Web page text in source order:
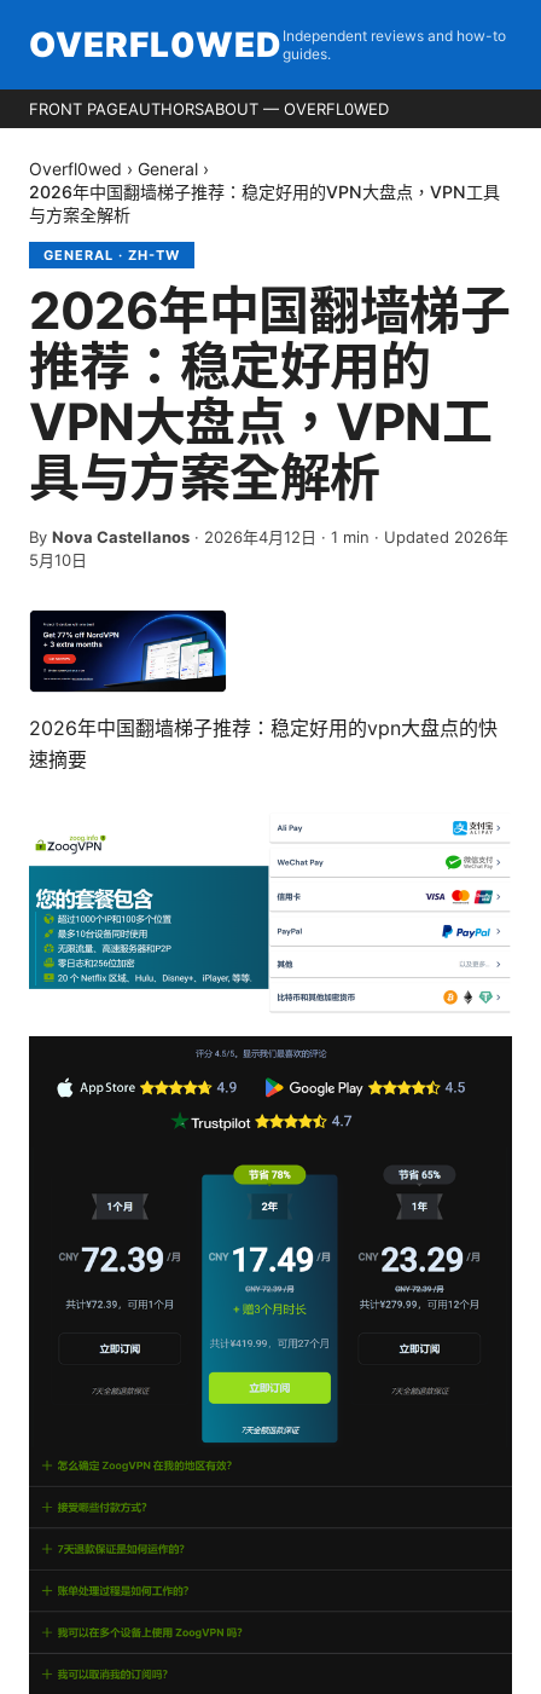
OVERFL0WED Independent reviews and how-to
guides.
FRONT PAGEAUTHORSABOUT — OVERFL0WED
Overfl0wed › General ›
2026年中国翻墙梯子推荐：稳定好用的VPN大盘点，VPN工具
与方案全解析
GENERAL · ZH-TW
2026年中国翻墙梯子
推荐：稳定好用的
VPN大盘点，VPN工
具与方案全解析
By Nova Castellanos · 2026年4月12日 · 1 min · Updated 2026年
5月10日
2026年中国翻墙梯子推荐：稳定好用的vpn大盘点的快
速摘要